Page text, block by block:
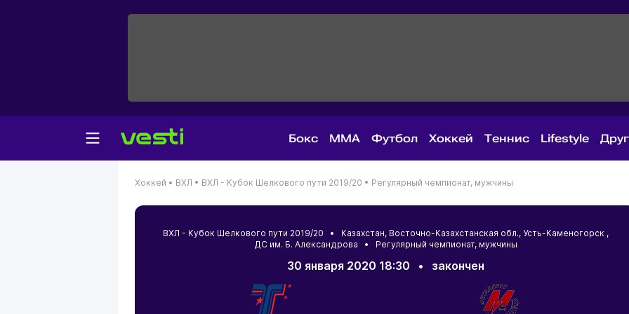
Бокс MMA Футбол Хоккей Теннис Lifestyle
Хоккей • ВХЛ • ВХЛ - Кубок Шелкового пути 2019/20 • Регулярный чемпионат, мужчины
ВХЛ - Кубок Шелкового пути 2019/20 • Казахстан, Восточно-Казахстанская обл., Усть-Каменогорск ,
ДС им. Б. Александрова • Регулярный чемпионат, мужчины
30 января 2020 18:30 • закончен